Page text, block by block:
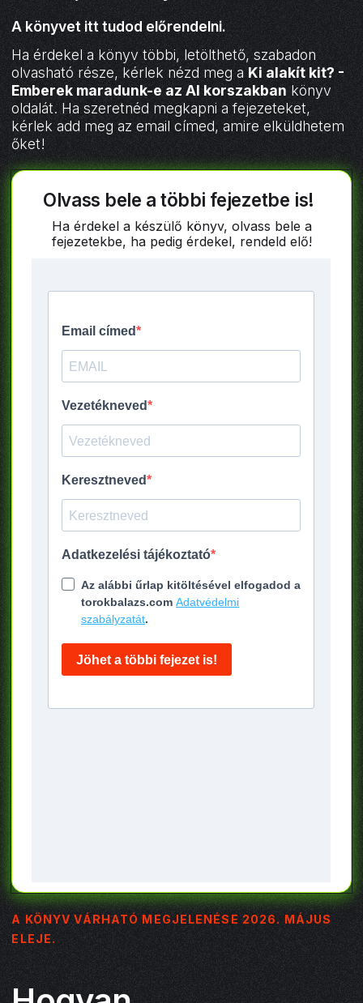
A könyvet itt tudod előrendelni.
Ha érdekel a könyv többi, letölthető, szabadon
olvasható része, kérlek nézd meg a Ki alakít kit? -
Emberek maradunk-e az AI korszakban könyv
oldalát. Ha szeretnéd megkapni a fejezeteket,
kérlek add meg az email címed, amire elküldhetem
őket!
Olvass bele a többi fejezetbe is!
Ha érdekel a készülő könyv, olvass bele a
fejezetekbe, ha pedig érdekel, rendeld elő!
A KÖNYV VÁRHATÓ MEGJELENÉSE 2026. MÁJUS
ELEJE.